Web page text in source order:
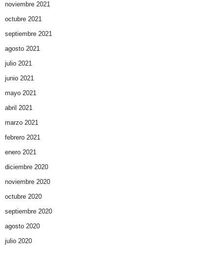
noviembre 2021
octubre 2021
septiembre 2021
agosto 2021
julio 2021
junio 2021
mayo 2021
abril 2021
marzo 2021
febrero 2021
enero 2021
diciembre 2020
noviembre 2020
octubre 2020
septiembre 2020
agosto 2020
julio 2020